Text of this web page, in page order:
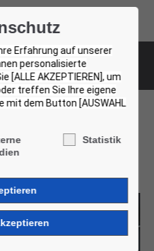
Erfahrung auf unserer
personalisierte
[ALLE AKZEPTIEREN], um
treffen Sie Ihre eigene
mit dem Button [AUSWAHL
Statistik
Details
19 Units!